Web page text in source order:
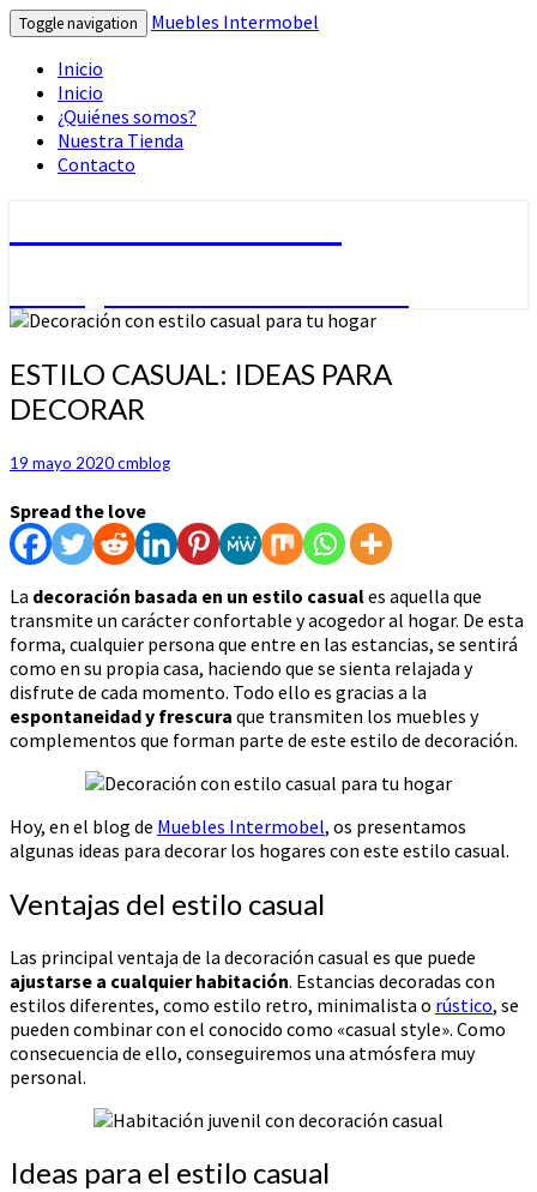
Toggle navigation
Muebles Intermobel
Inicio
Inicio
¿Quiénes somos?
Nuestra Tienda
Contacto
ESTILO
CASUAL:
IDEAS
DECORAR
ESTILO CASUAL: IDEAS PARA
DECORAR
19 mayo 2020cmblog
Spread the love
La decoración basada en un estilo casuales aquella que
transmite un carácter confortable y acogedor al hogar. De esta
forma, cualquier persona que entre en las estancias, se sentirá
como en su propia casa, haciendo que se sienta relajada y
disfrute de cada momento. Todo ello es gracias a la
espontaneidad y frescura que transmiten los muebles y
complementos que forman parte de este estilo de decoración.
Hoy, en el blog de Muebles Intermobel, os presentamos
algunas ideas para decorar los hogares con este estilo casual.
Ventajas del estilo casual
Las principal ventaja de la decoración casual es que puede
ajustarse a cualquier habitación. Estancias decoradas con
estilos diferentes, como estilo retro, minimalista o rústico, se
pueden combinar con el conocido como «casual style». Como
consecuencia de ello, conseguiremos una atmósfera muy
personal.
Ideas para el estilo casual